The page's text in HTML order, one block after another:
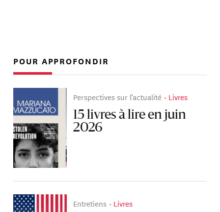
POUR APPROFONDIR
Perspectives sur l’actualité Livres
15 livres à lire en juin
2026
Entretiens Livres